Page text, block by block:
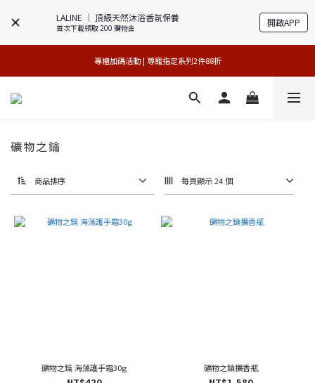
LALINE │ 頂級天然沐浴香氛保養
首次下載領取 200 購物金 開啟APP
買1送1特賣會 | 台中大遠百店 / 南紡店
買1送1特賣會 | 台中大遠百店 / 南紡店
專櫃加碼活動 | 尊寵指定系列2件88折
限量版紅心皇后 | 官網8/9搶先登場
礦物之鑰
商品排序 每頁顯示 24 個
礦物之鑰 海藻護手霜30g 礦物之錀擴香瓶